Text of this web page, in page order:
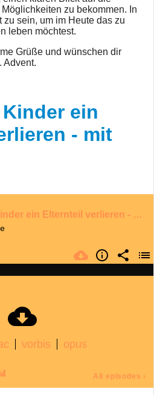
zu bekommen. In
sein, um im Heute das zu
leben möchtest.
Grüße und wünschen dir
Advent.
ein
- mit
#045 Wenn Kinder ein Elternteil verlieren - mit Ela & Sara
vorbis opus
All episodes ›